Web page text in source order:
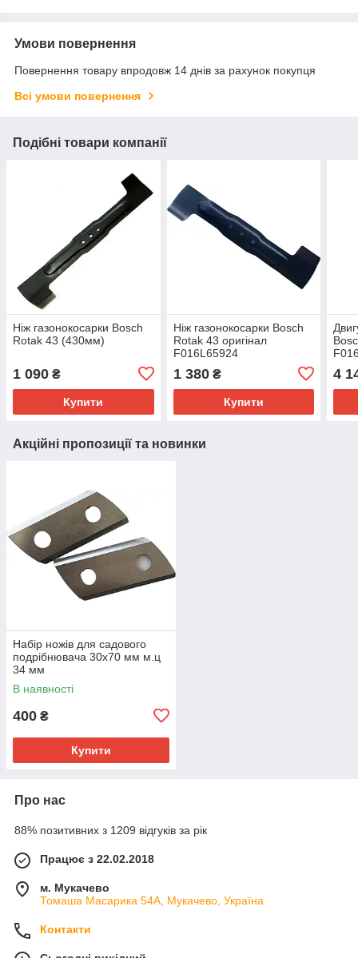
Умови повернення
Повернення товару впродовж 14 днів за рахунок покупця
Всі умови повернення
Подібні товари компанії
Ніж газонокосарки Bosch
Rotak 43 (430мм)
1 090 ₴
Купити
Ніж газонокосарки Bosch
Rotak 43 оригінал
F016L65924
1 380₴
Купити
4
Акційні пропозиції та новинки
Набір ножів для садового
подрібнювача 30х70 мм м.ц
34 мм
В наявності
400 ₴
Купити
Про нас
88% позитивних з 1209 відгуків за рік
Працює з 22.02.2018
м. Мукачево
Томаша Масарика 54А, Мукачево, Україна
Контакти